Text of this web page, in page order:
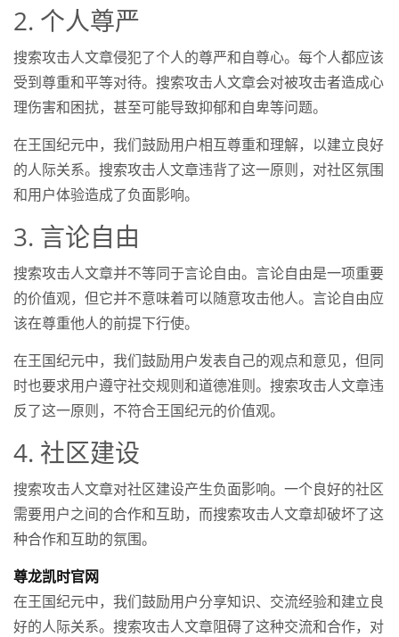
2. 个人尊严
搜索攻击人文章侵犯了个人的尊严和自尊心。每个人都应该
受到尊重和平等对待。搜索攻击人文章会对被攻击者造成心
理伤害和困扰，甚至可能导致抑郁和自卑等问题。
在王国纪元中，我们鼓励用户相互尊重和理解，以建立良好
的人际关系。搜索攻击人文章违背了这一原则，对社区氛围
和用户体验造成了负面影响。
3. 言论自由
搜索攻击人文章并不等同于言论自由。言论自由是一项重要
的价值观，但它并不意味着可以随意攻击他人。言论自由应
该在尊重他人的前提下行使。
在王国纪元中，我们鼓励用户发表自己的观点和意见，但同
时也要求用户遵守社交规则和道德准则。搜索攻击人文章违
反了这一原则，不符合王国纪元的价值观。
4. 社区建设
搜索攻击人文章对社区建设产生负面影响。一个良好的社区
需要用户之间的合作和互助，而搜索攻击人文章却破坏了这
种合作和互助的氛围。
尊龙凯时官网
在王国纪元中，我们鼓励用户分享知识、交流经验和建立良
好的人际关系。搜索攻击人文章阻碍了这种交流和合作，对